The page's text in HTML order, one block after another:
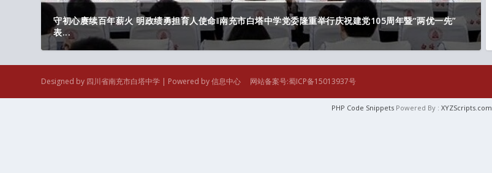
守初心赓续百年薪火 明政绩勇担育人使命‖南充市白塔中学党委隆重举行庆祝建党105周年暨“两优一先”
表...
Designed by 四川省南充市白塔中学 | Powered by 信息中心 网站备案号:蜀ICP备15013937号
PHP Code Snippets Powered By : XYZScripts.com